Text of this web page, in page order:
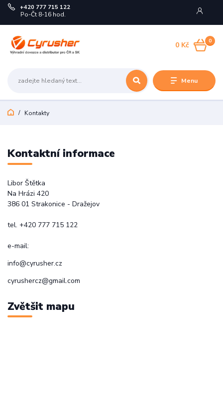
Menu
+420 777 715 122
Po-Čt 8-16 hod.
0
0 Kč
Kontakty
Kontaktní informace
Libor Štětka
Na Hrázi 420
386 01 Strakonice - Dražejov
tel. +420 777 715 122
e-mail:
info@cyrusher.cz
cyrushercz@gmail.com
Zvětšit mapu